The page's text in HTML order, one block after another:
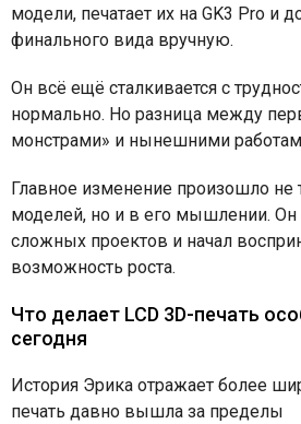
модели, печатает их на GK3 Pro и
финального вида вручную.
Он всё ещё сталкивается с
нормально. Но разница между
монстрами» и нынешними
Главное изменение произошло не
моделей, но и в его мышлении. Он
сложных проектов и начал
возможность роста.
Что делает LCD 3D-печать
сегодня
История Эрика отражает более
печать давно вышла за пределы